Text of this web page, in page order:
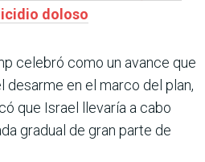
doloso
celebró como un avance que
desarme en el marco del plan,
que Israel llevaría a cabo
gradual de gran parte de